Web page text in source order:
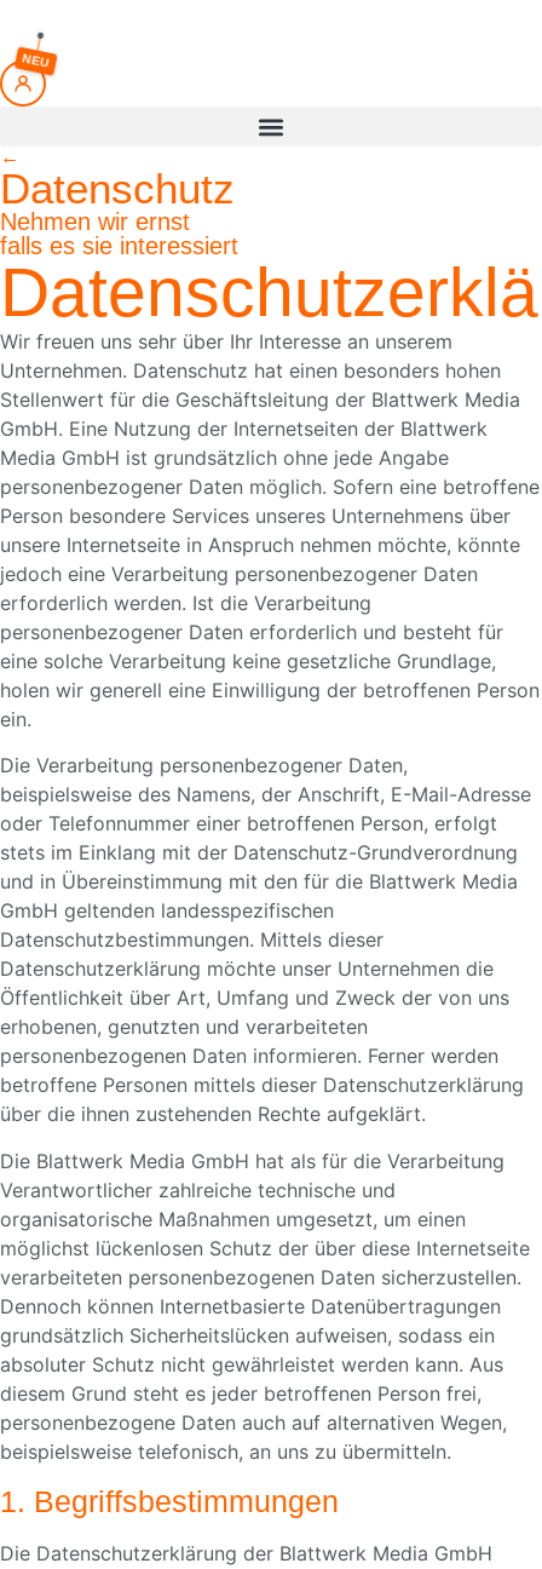
springen
NEU
←
Datenschutz
Nehmen wir ernst
falls es sie interessiert
Wir freuen uns sehr über Ihr Interesse an unserem
Unternehmen. Datenschutz hat einen besonders hohen
Stellenwert für die Geschäftsleitung der Blattwerk Media
GmbH. Eine Nutzung der Internetseiten der Blattwerk
Media GmbH ist grundsätzlich ohne jede Angabe
personenbezogener Daten möglich. Sofern eine betroffene
Person besondere Services unseres Unternehmens über
unsere Internetseite in Anspruch nehmen möchte, könnte
jedoch eine Verarbeitung personenbezogener Daten
erforderlich werden. Ist die Verarbeitung
personenbezogener Daten erforderlich und besteht für
eine solche Verarbeitung keine gesetzliche Grundlage,
holen wir generell eine Einwilligung der betroffenen Person
ein.
Die Verarbeitung personenbezogener Daten,
beispielsweise des Namens, der Anschrift, E-Mail-Adresse
oder Telefonnummer einer betroffenen Person, erfolgt
stets im Einklang mit der Datenschutz-Grundverordnung
und in Übereinstimmung mit den für die Blattwerk Media
GmbH geltenden landesspezifischen
Datenschutzbestimmungen. Mittels dieser
Datenschutzerklärung möchte unser Unternehmen die
Öffentlichkeit über Art, Umfang und Zweck der von uns
erhobenen, genutzten und verarbeiteten
personenbezogenen Daten informieren. Ferner werden
betroffene Personen mittels dieser Datenschutzerklärung
über die ihnen zustehenden Rechte aufgeklärt.
Die Blattwerk Media GmbH hat als für die Verarbeitung
Verantwortlicher zahlreiche technische und
organisatorische Maßnahmen umgesetzt, um einen
möglichst lückenlosen Schutz der über diese Internetseite
verarbeiteten personenbezogenen Daten sicherzustellen.
Dennoch können Internetbasierte Datenübertragungen
grundsätzlich Sicherheitslücken aufweisen, sodass ein
absoluter Schutz nicht gewährleistet werden kann. Aus
diesem Grund steht es jeder betroffenen Person frei,
personenbezogene Daten auch auf alternativen Wegen,
beispielsweise telefonisch, an uns zu übermitteln.
1. Begriffsbestimmungen
Die Datenschutzerklärung der Blattwerk Media GmbH